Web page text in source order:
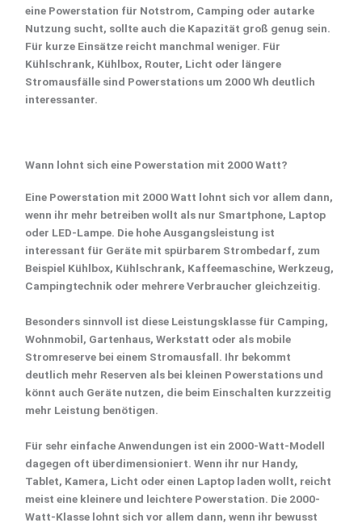
eine Powerstation für Notstrom, Camping oder autarke
Nutzung sucht, sollte auch die Kapazität groß genug sein.
Für kurze Einsätze reicht manchmal weniger. Für
Kühlschrank, Kühlbox, Router, Licht oder längere
Stromausfälle sind Powerstations um 2000 Wh deutlich
interessanter.
Wann lohnt sich eine Powerstation mit 2000 Watt?
Eine Powerstation mit 2000 Watt lohnt sich vor allem dann,
wenn ihr mehr betreiben wollt als nur Smartphone, Laptop
oder LED-Lampe. Die hohe Ausgangsleistung ist
interessant für Geräte mit spürbarem Strombedarf, zum
Beispiel Kühlbox, Kühlschrank, Kaffeemaschine, Werkzeug,
Campingtechnik oder mehrere Verbraucher gleichzeitig.
Besonders sinnvoll ist diese Leistungsklasse für Camping,
Wohnmobil, Gartenhaus, Werkstatt oder als mobile
Stromreserve bei einem Stromausfall. Ihr bekommt
deutlich mehr Reserven als bei kleinen Powerstations und
könnt auch Geräte nutzen, die beim Einschalten kurzzeitig
mehr Leistung benötigen.
Für sehr einfache Anwendungen ist ein 2000-Watt-Modell
dagegen oft überdimensioniert. Wenn ihr nur Handy,
Tablet, Kamera, Licht oder einen Laptop laden wollt, reicht
meist eine kleinere und leichtere Powerstation. Die 2000-
Watt-Klasse lohnt sich vor allem dann, wenn ihr bewusst